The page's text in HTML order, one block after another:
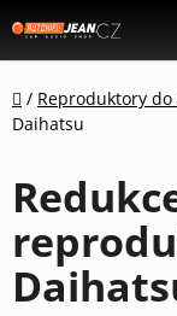
na
obsah
Domů
/ Reproduktory do
Daihatsu